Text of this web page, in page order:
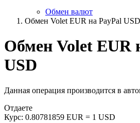
Обмен валют
Обмен Volet EUR на PayPal USD
Обмен Volet EUR
USD
Данная операция производится в
Отдаете
Курс: 0.80781859 EUR = 1 USD